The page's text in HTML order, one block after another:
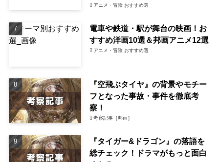
アニメ・冒険 おすすめ選
電車や鉄道・駅が舞台の映画！お
すすめ洋画10選＆邦画アニメ12選
アニメ・冒険 おすすめ選
『空飛ぶタイヤ』の背景やモチー
フとなった事故・事件を徹底考
察！
考察記事［邦画］
『タイガー&ドラゴン』の落語を
総チェック！ドラマがもっと面白